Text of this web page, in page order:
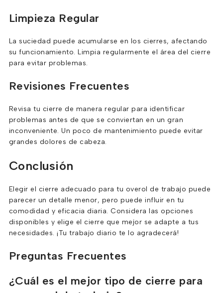
Limpieza Regular
La suciedad puede acumularse en los cierres, afectando
su funcionamiento. Limpia regularmente el área del cierre
para evitar problemas.
Revisiones Frecuentes
Revisa tu cierre de manera regular para identificar
problemas antes de que se conviertan en un gran
inconveniente. Un poco de mantenimiento puede evitar
grandes dolores de cabeza.
Conclusión
Elegir el cierre adecuado para tu overol de trabajo puede
parecer un detalle menor, pero puede influir en tu
comodidad y eficacia diaria. Considera las opciones
disponibles y elige el cierre que mejor se adapte a tus
necesidades. ¡Tu trabajo diario te lo agradecerá!
Preguntas Frecuentes
¿Cuál es el mejor tipo de cierre para